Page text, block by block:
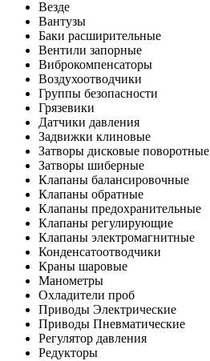
Везде
Вантузы
Баки расширительные
Вентили запорные
Виброкомпенсаторы
Воздухоотводчики
Группы безопасности
Грязевики
Датчики давления
Задвижки клиновые
Затворы дисковые поворотные
Затворы шиберные
Клапаны балансировочные
Клапаны обратные
Клапаны предохранительные
Клапаны регулирующие
Клапаны электромагнитные
Конденсатоотводчики
Краны шаровые
Манометры
Охладители проб
Приводы Электрические
Приводы Пневматические
Регулятор давления
Редукторы